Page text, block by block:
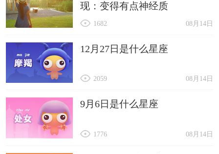
现：变得有点神经质
08月14日
1682
12月27日是什么星座
08月14日
2059
9月6日是什么星座
08月14日
1776